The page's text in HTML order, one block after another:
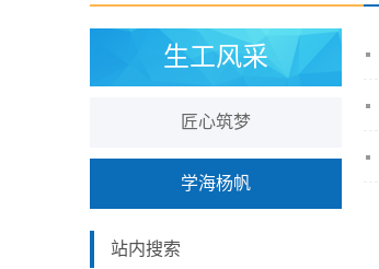
生工风采
匠心筑梦
学海杨帆
站内搜索